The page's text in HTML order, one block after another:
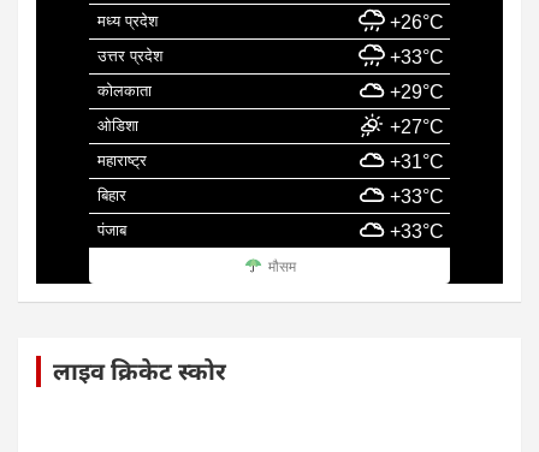
मध्य प्रदेश +26°C
उत्तर प्रदेश +33°C
कोलकाता +29°C
ओडिशा +27°C
महाराष्ट्र +31°C
बिहार +33°C
पंजाब +33°C
मौसम
लाइव क्रिकेट स्कोर